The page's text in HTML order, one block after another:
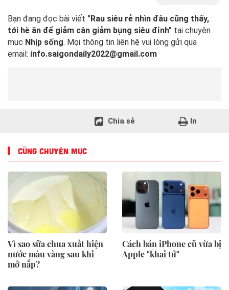
Bạn đang đọc bài viết "Rau siêu rẻ nhìn đâu cũng thấy,
tới hè ăn để giảm cân giảm bụng siêu đỉnh" tại chuyên
mục Nhịp sống. Mọi thông tin liên hệ vui lòng gửi qua
email: info.saigondaily2022@gmail.com
Chia sẻ In
CÙNG CHUYÊN MỤC
Vì sao sữa chua xuất hiện
nước màu vàng sau khi
mở nắp?
Cách bán iPhone cũ vừa bị
Apple "khai tử"